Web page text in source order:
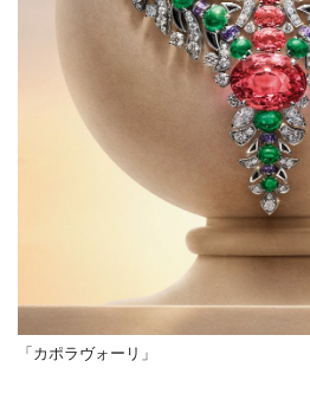
「カポラヴォーリ」